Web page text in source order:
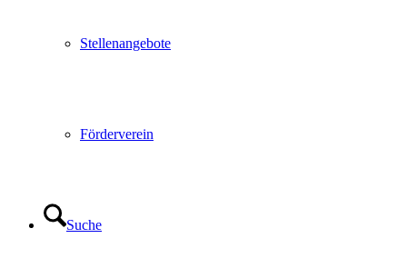
Stellenangebote
Förderverein
Suche